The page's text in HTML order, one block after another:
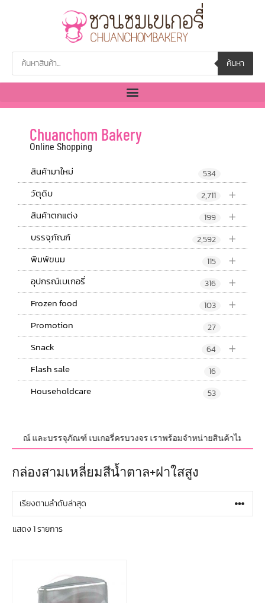
ค้นหา
Chuanchom Bakery
Online Shopping
สินค้ามาใหม่ 534
+
วัตุดิบ 2,711
+
สินค้าตกแต่ง 199
+
บรรจุภัณฑ์ 2,592
+
พิมพ์ขนม 115
+
อุปกรณ์เบเกอรี่ 316
+
Frozen food 103
Promotion 27
+
Snack 64
Flash sale 16
Householdcare 53
กรณ์ และบรรจุภัณฑ์ เบเกอรี่ครบวงจร เราพร้อมจำหน่ายสินค้าไม่จำกั
กล่องสามเหลี่ยมสีน้ำตาล+ฝาใสสูง
แสดง 1 รายการ